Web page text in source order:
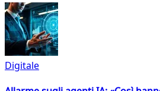
Digitale